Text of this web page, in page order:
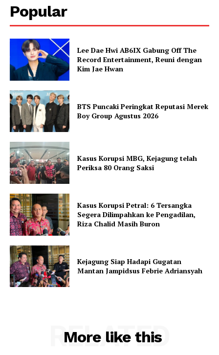
Popular
Lee Dae Hwi AB6IX Gabung Off The
Record Entertainment, Reuni dengan
Kim Jae Hwan
BTS Puncaki Peringkat Reputasi Merek
Boy Group Agustus 2026
Kasus Korupsi MBG, Kejagung telah
Periksa 80 Orang Saksi
Kasus Korupsi Petral: 6 Tersangka
Segera Dilimpahkan ke Pengadilan,
Riza Chalid Masih Buron
Kejagung Siap Hadapi Gugatan
Mantan Jampidsus Febrie Adriansyah
More like this
RELATED